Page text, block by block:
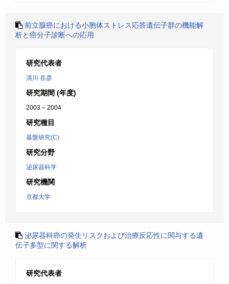
前立腺癌における小胞体ストレス応答遺伝子群の機能解
析と癌分子診断への応用
研究代表者
清川 岳彦
研究期間 (年度)
2003 – 2004
研究種目
基盤研究(C)
研究分野
泌尿器科学
研究機関
京都大学
泌尿器科癌の発生リスクおよび治療反応性に関与する遺
伝子多型に関する解析
研究代表者